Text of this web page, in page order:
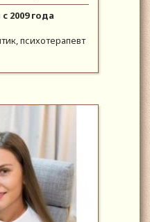
2009 года
психотерапевт